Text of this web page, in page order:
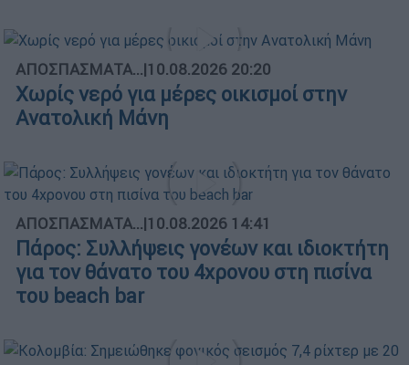
ΑΠΟΣΠΑΣΜΑΤΑ...|10.08.2026 20:20
Χωρίς νερό για μέρες οικισμοί στην
Ανατολική Μάνη
ΑΠΟΣΠΑΣΜΑΤΑ...|10.08.2026 14:41
Πάρος: Συλλήψεις γονέων και ιδιοκτήτη
για τον θάνατο του 4χρονου στη πισίνα
του beach bar